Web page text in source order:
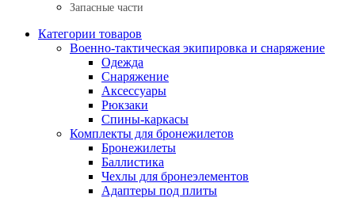
Запасные части
Категории товаров
Военно-тактическая экипировка и снаряжение
Одежда
Снаряжение
Аксессуары
Рюкзаки
Спины-каркасы
Комплекты для бронежилетов
Бронежилеты
Баллистика
Чехлы для бронеэлементов
Адаптеры под плиты